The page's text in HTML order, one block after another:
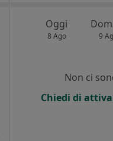
Oggi
8 Ago 9
Non ci
Chiedi di